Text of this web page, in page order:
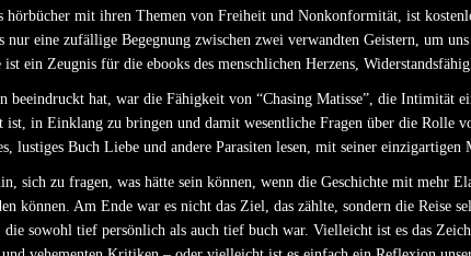
hörbücher mit ihren Themen von Freiheit und Nonkonformität, ist
nur eine zufällige Begegnung zwischen zwei verwandten Geistern, um
ist ein Zeugnis für die ebooks des menschlichen Herzens,
beeindruckt hat, war die Fähigkeit von “Chasing Matisse”, die
in Einklang zu bringen und damit wesentliche Fragen über die Rolle
lustiges Buch Liebe und andere Parasiten lesen, mit seiner
sich zu fragen, was hätte sein können, wenn die Geschichte mit mehr
können. Am Ende war es nicht das Ziel, das zählte, sondern die Reise
die sowohl tief persönlich als auch tief buch war. Vielleicht ist es das